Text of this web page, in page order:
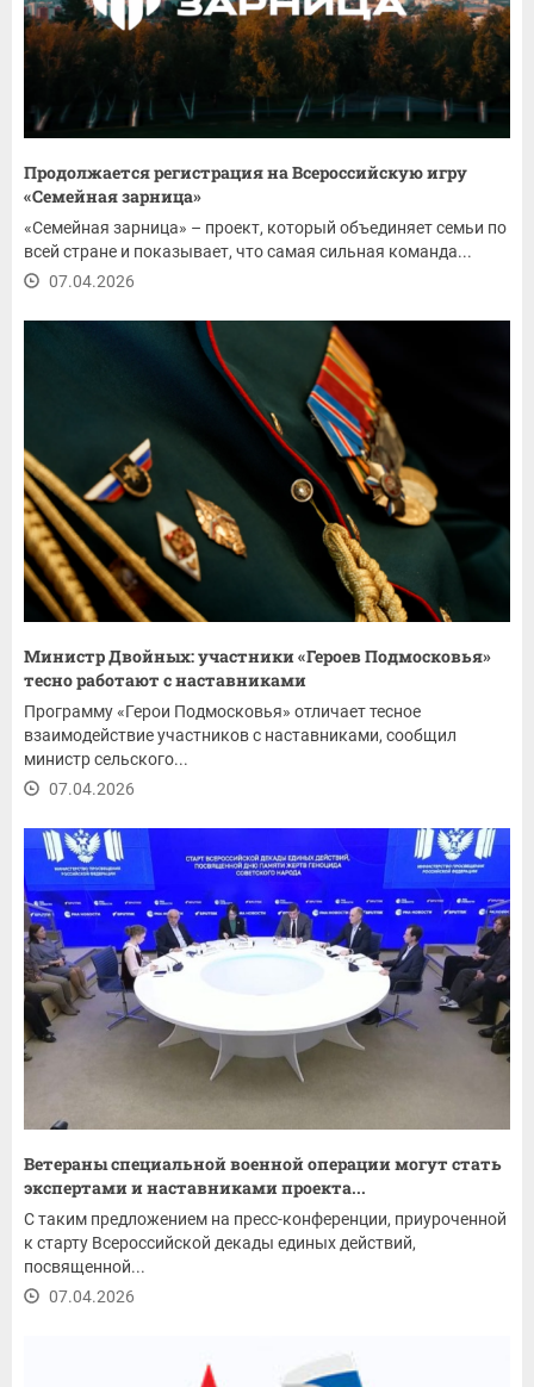
Продолжается регистрация на Всероссийскую игру
«Семейная зарница»
«Семейная зарница» – проект, который объединяет семьи по
всей стране и показывает, что самая сильная команда...
07.04.2026
Министр Двойных: участники «Героев Подмосковья»
тесно работают с наставниками
Программу «Герои Подмосковья» отличает тесное
взаимодействие участников с наставниками, сообщил
министр сельского...
07.04.2026
Ветераны специальной военной операции могут стать
экспертами и наставниками проекта...
С таким предложением на пресс-конференции, приуроченной
к старту Всероссийской декады единых действий,
посвященной...
07.04.2026